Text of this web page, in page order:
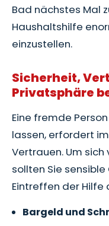
Bad nächstes Mal
Haushaltshilfe
einzustellen.
Sicherheit,
Privatsphäre
Eine fremde
lassen, erfordert
Vertrauen. Um
sollten Sie
Eintreffen der
Bargeld und